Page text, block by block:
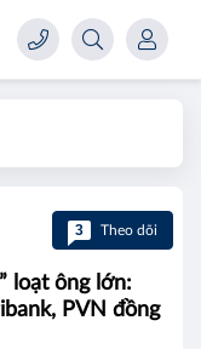
3 Theo dõi
loạt ông lớn:
PVN đồng